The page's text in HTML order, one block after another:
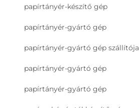
papírtányér-készítő gép
papírtányér-gyártó gép
papírtányér-gyártó gép szállítója
papírtányér-gyártó gép
papírtányér-gyártó gép